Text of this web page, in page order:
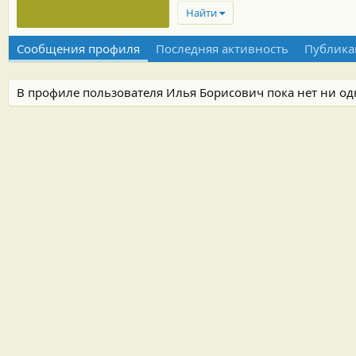
Найти
Сообщения профиля Последняя активность
В профиле пользователя Илья Борисович пока нет ни